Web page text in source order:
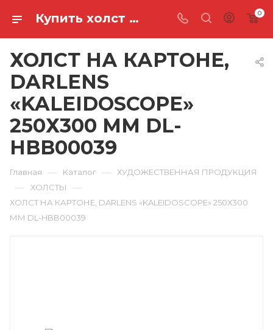
Купить холст на картоне, darlens «kaleidoscope» 250х300 мм DL-HBB00039 в Ростове-на-Дону 0
ХОЛСТ НА КАРТОНЕ,
DARLENS
«KALEIDOSCOPE»
250Х300 ММ DL-
HBB00039
Главная — Каталог — ХУДОЖЕСТВЕННАЯ ПРОДУКЦИЯ
— ХОЛСТЫ —
ХОЛСТ НА КАРТОНЕ, DARLENS «KALEIDOSCOPE» 250Х300
ММ DL-HBB00039